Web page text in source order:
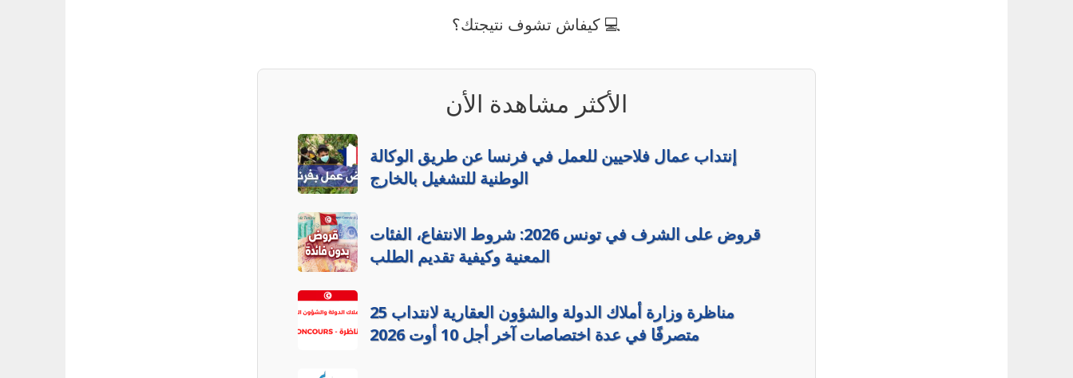
💻 كيفاش تشوف نتيجتك؟
الأكثر مشاهدة الأن
إنتداب عمال فلاحيين للعمل في فرنسا عن طريق الوكالة
الوطنية للتشغيل بالخارج
قروض على الشرف في تونس 2026: شروط الانتفاع، الفئات
المعنية وكيفية تقديم الطلب
مناظرة وزارة أملاك الدولة والشؤون العقارية لانتداب 25
متصرفًا في عدة اختصاصات آخر أجل 10 أوت 2026